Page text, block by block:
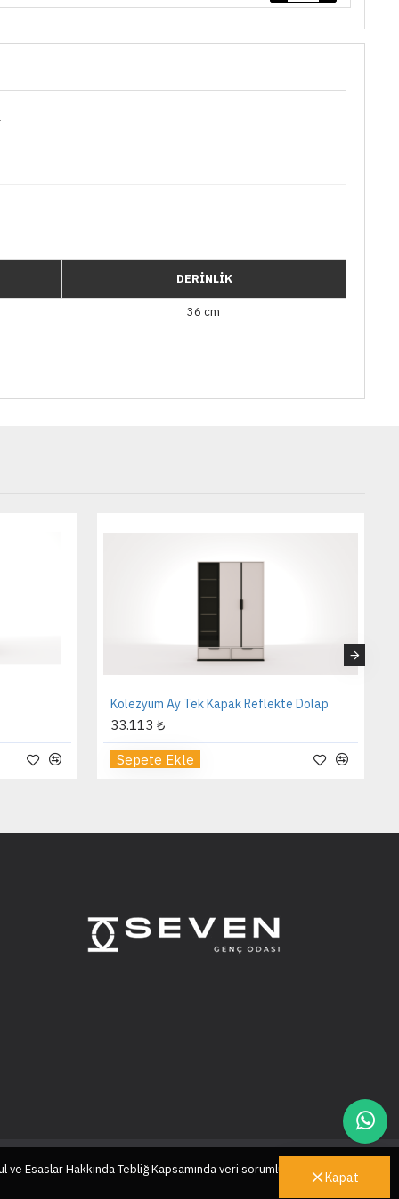
DERİNLİK
36 cm
Kolezyum Ay Tek Kapak Reflekte Dolap
33.113 ₺
Sepete Ekle
Kapat
Esaslar Hakkında Tebliğ Kapsamında veri sorumlusu sıfatıyla